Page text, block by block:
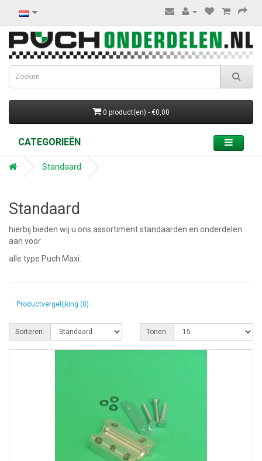
0 product(en) - €0,00
CATEGORIEËN
Standaard
Standaard
hierbij bieden wij u ons assortiment standaarden en onderdelen
aan voor
alle type Puch Maxi.
Productvergelijking (0)
Sorteren: Tonen: